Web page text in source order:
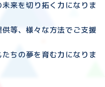
来を切り拓く力になりま
等、様々な方法でご支援
ちの夢を育む力になりま